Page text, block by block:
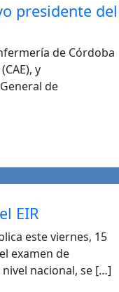
presidente del
de Córdoba
y
de
EIR
este viernes, 15
examen de
nacional, se […]